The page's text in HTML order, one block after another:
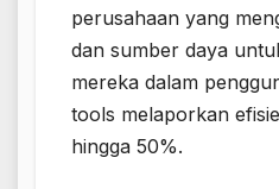
perusahaan yang
dan sumber daya
mereka dalam
tools melaporkan
hingga 50%.